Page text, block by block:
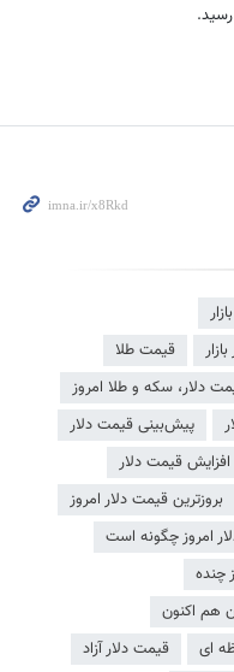
قیمت طلا
دلار، سکه و طلا امروز
پیش‌بینی قیمت دلار
افزایش قیمت دلار
بروزترین قیمت دلار امروز
امروز چگونه است
چنده
هم اکنون
ای
قیمت دلار آزاد